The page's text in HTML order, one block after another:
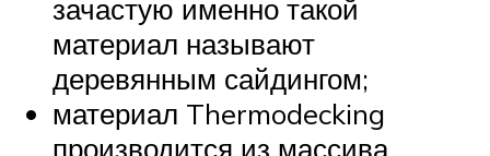
зачастую именно такой
материал называют
деревянным сайдингом;
материал Thermodecking
производится из массива